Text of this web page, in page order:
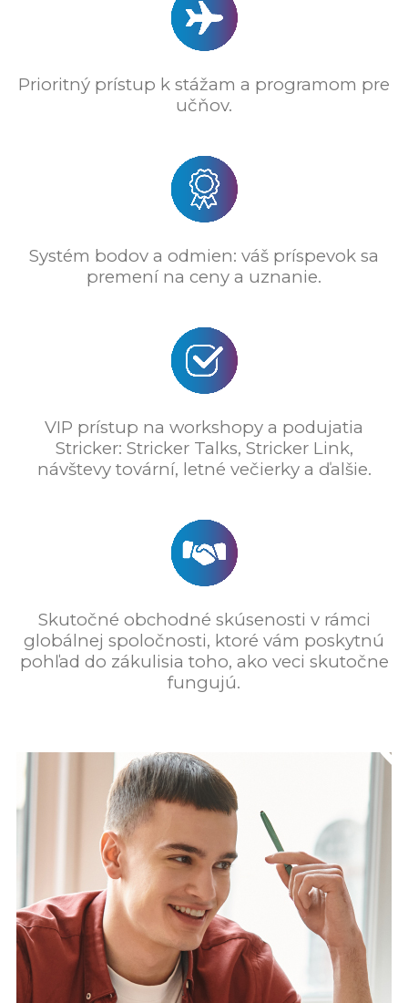
Prioritný prístup k stážam a programom pre
učňov.
Systém bodov a odmien: váš príspevok sa
premení na ceny a uznanie.
VIP prístup na workshopy a podujatia
Stricker: Stricker Talks, Stricker Link,
návštevy tovární, letné večierky a ďalšie.
Skutočné obchodné skúsenosti v rámci
globálnej spoločnosti, ktoré vám poskytnú
pohľad do zákulisia toho, ako veci skutočne
fungujú.